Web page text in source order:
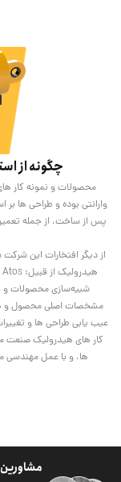
چگونه از
محصولات و نمونه کار
وارانتی بوده و طراحی ها
پس از ساخت، از جمله
از دیگر افتخارات این
شبیه‌سازی محصولات و
مشخصات اصلی محصول و
عیب یابی طراحی ها و
کار های هیدرولیک صنعت
ها، و با عمل مهندسی